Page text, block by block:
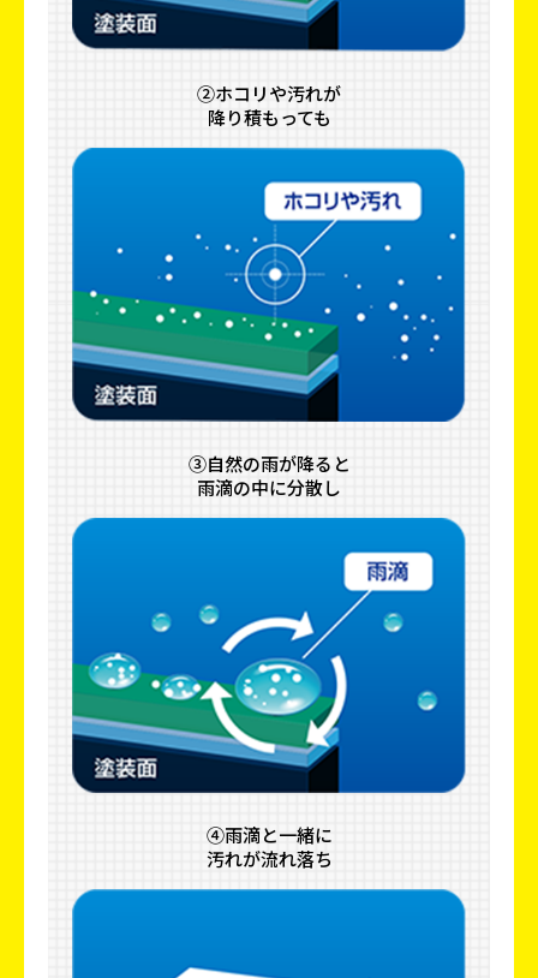
②ホコリや汚れが
降り積もっても
③自然の雨が降ると
雨滴の中に分散し
④雨滴と一緒に
汚れが流れ落ち